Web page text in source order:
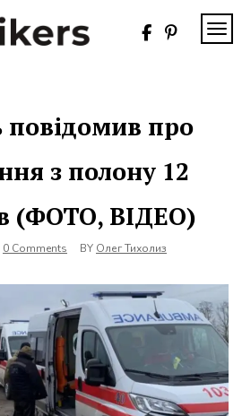
повідомив про
з полону 12
(ФОТО, ВІДЕО)
0 Comments BY Олег Тихолиз